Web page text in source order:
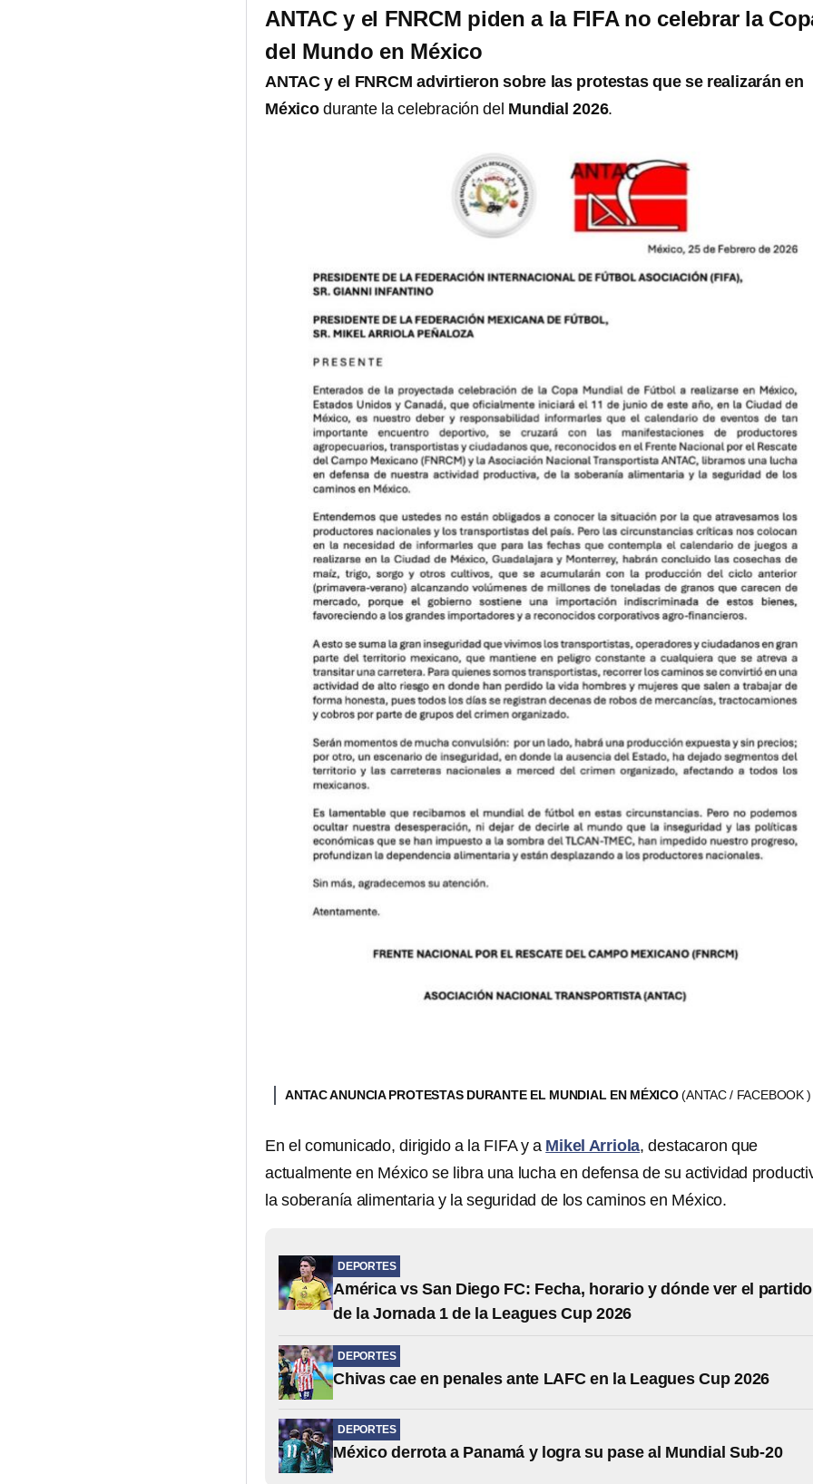
ANTAC y el FNRCM piden a la FIFA no celebrar la
del Mundo en México
ANTAC y el FNRCM advirtieron sobre las protestas que se realizarán en
Méxicodurante la celebración del Mundial 2026.
ANTAC ANUNCIA PROTESTAS DURANTE EL MUNDIAL EN MÉXICO(ANTAC / FACEBOOK )
En el comunicado, dirigido a la FIFA y a Mikel Arriola, destacaron que
actualmente en México se libra una lucha en defensa de su actividad
la soberanía alimentaria y la seguridad de los caminos en México.
DEPORTES
América vs San Diego FC: Fecha, horario y dónde ver el partido
de la Jornada 1 de la Leagues Cup 2026
DEPORTES
Chivas cae en penales ante LAFC en la Leagues Cup 2026
DEPORTES
México derrota a Panamá y logra su pase al Mundial Sub-20